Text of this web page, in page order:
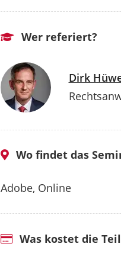
Wer referiert?
Dirk
Wo findet das
Adobe, Online
Was kostet die